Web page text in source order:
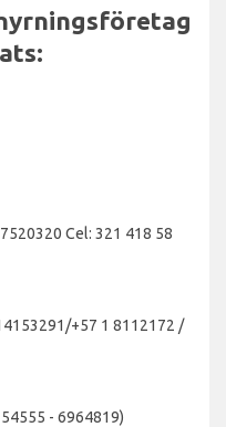
Cel: 321 418 58
+57 1 8112172 /
- 6964819)